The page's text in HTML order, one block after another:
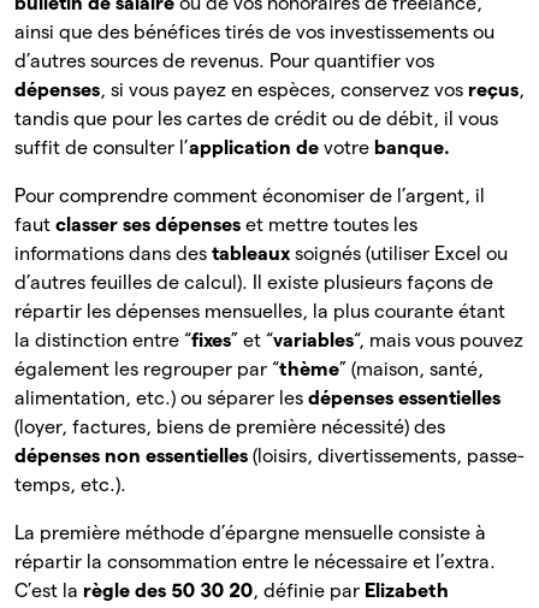
ainsi que des bénéfices tirés de vos investissements ou
d’autres sources de revenus. Pour quantifier vos
dépenses, si vous payez en espèces, conservez vos reçus,
tandis que pour les cartes de crédit ou de débit, il vous
suffit de consulter l’application de votre banque.
Pour comprendre comment économiser de l’argent, il
faut classer ses dépenses et mettre toutes les
informations dans des tableaux soignés (utiliser Excel ou
d’autres feuilles de calcul). Il existe plusieurs façons de
répartir les dépenses mensuelles, la plus courante étant
la distinction entre “fixes” et “variables“, mais vous pouvez
également les regrouper par “thème” (maison, santé,
alimentation, etc.) ou séparer les dépenses essentielles
(loyer, factures, biens de première nécessité) des
dépenses non essentielles (loisirs, divertissements, passe-
temps, etc.).
La première méthode d’épargne mensuelle consiste à
répartir la consommation entre le nécessaire et l’extra.
C’est la règle des 50 30 20, définie par Elizabeth